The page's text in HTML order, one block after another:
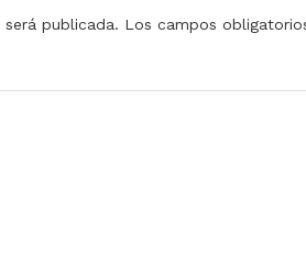
publicada. Los campos